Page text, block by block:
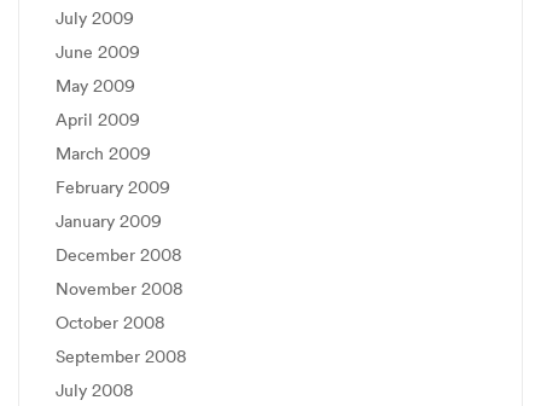
July 2009
June 2009
May 2009
April 2009
March 2009
February 2009
January 2009
December 2008
November 2008
October 2008
September 2008
July 2008